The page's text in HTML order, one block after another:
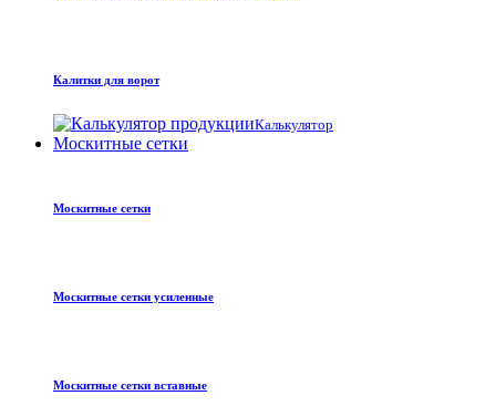
Калитки для ворот
Калькулятор
Москитные сетки
Москитные сетки
Москитные сетки усиленные
Москитные сетки вставные